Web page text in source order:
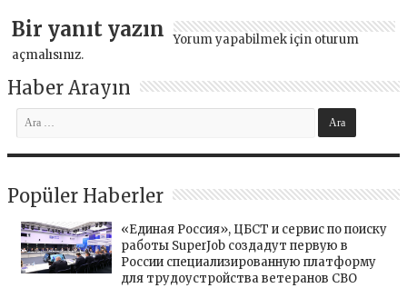
Bir yanıt yazın Yorum yapabilmek için oturum
açmalısınız.
Haber Arayın
Popüler Haberler
«Единая Россия», ЦБСТ и сервис по поиску
работы SuperJob создадут первую в
России специализированную платформу
для трудоустройства ветеранов СВО